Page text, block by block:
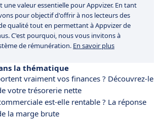
une valeur essentielle pour Appvizer. En tant
pour objectif d'offrir à nos lecteurs des
qualité tout en permettant à Appvizer de
C'est pourquoi, nous vous invitons à
de rémunération. En savoir plus
la thématique
vraiment vos finances ? Découvrez-le
votre trésorerie nette
est-elle rentable ? La réponse
la marge brute